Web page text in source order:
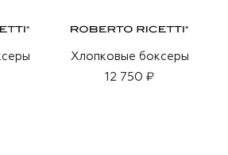
Хлопковые боксеры
12 750 ₽